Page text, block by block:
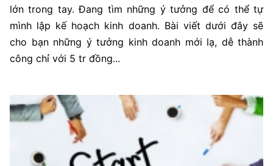
lớn trong tay. Đang tìm những ý tưởng để có thể tự
mình lập kế hoạch kinh doanh. Bài viết dưới đây sẽ
cho bạn những ý tưởng kinh doanh mới lạ, dễ thành
công chỉ với 5 tr đồng...